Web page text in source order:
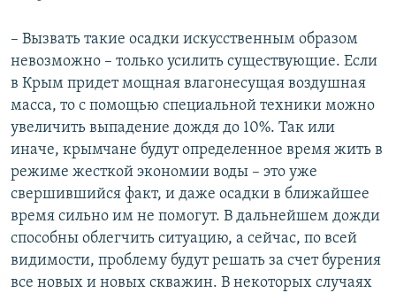
д
д
– Вызвать такие осадки искусственным образом
невозможно – только усилить существующие. Если
в Крым придет мощная влагонесущая воздушная
масса, то с помощью специальной техники можно
увеличить выпадение дождя до 10%. Так или
иначе, крымчане будут определенное время жить в
режиме жесткой экономии воды – это уже
свершившийся факт, и даже осадки в ближайшее
время сильно им не помогут. В дальнейшем дожди
способны облегчить ситуацию, а сейчас, по всей
видимости, проблему будут решать за счет бурения
все новых и новых скважин. В некоторых случаях